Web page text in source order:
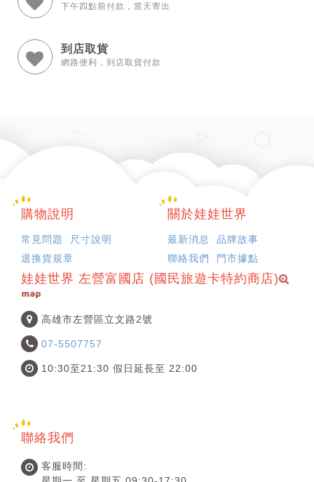
下午四點前付款，當天寄出
到店取貨
網路便利，到店取貨付款
購物說明
常見問題
尺寸說明
退換貨規章
關於娃娃世界
最新消息
品牌故事
聯絡我們
門市據點
娃娃世界 左營富國店 (國民旅遊卡特約商店)
map
高雄市左營區立文路2號
07-5507757
10:30至21:30 假日延長至 22:00
聯絡我們
客服時間: